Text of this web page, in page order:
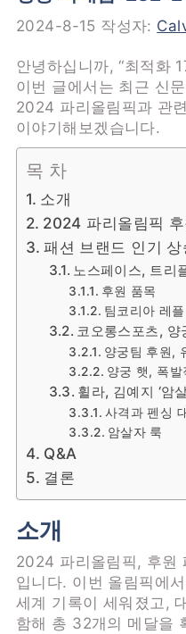
2024-8-15 작성자:
안녕하십니까, “최적화
이번 글에서는 최근 신
2024 파리올림픽과 관
이야기해보겠습니다.
목 차
소개
2024 파리올림픽 후
패션 브랜드 인기 상
노스페이스, 트리
후원 품목
팀코리아 레
코오롱스포츠, 양
양궁팀 후원,
양궁 햇, 폭발
휠라, 김예지 ‘암
사격과 펜싱
암살자 룩
Q&A
결론
소개
2024 파리올림픽, 후원
입니다. 이번 올림픽에
세계 기록이 세워졌고,
함해 총 32개의 메달을